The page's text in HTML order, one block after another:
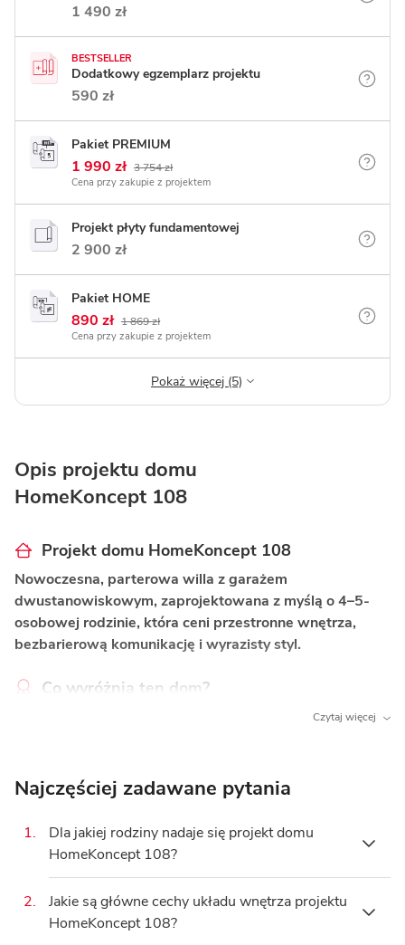
1 490 zł
BESTSELLER
Dodatkowy egzemplarz projektu
590 zł
Pakiet PREMIUM
3 754 zł
1 990 zł
Cena przy zakupie z projektem
Projekt płyty fundamentowej
2 900 zł
Pakiet HOME
1 869 zł
890 zł
Cena przy zakupie z projektem
Pokaż więcej (5)
Opis projektu domu
HomeKoncept 108
Projekt domu HomeKoncept 108
Nowoczesna, parterowa willa z garażem
dwustanowiskowym, zaprojektowana z myślą o 4–5-
osobowej rodzinie, która ceni przestronne wnętrza,
bezbarierową komunikację i wyrazisty styl.
Co wyróżnia ten dom?
Główna sypialnia z własną garderobą i łazienką
Wysoki salon z kominkiem– doświetlona,
sufitem i klimatycznym kominkiem.
Otwarta kuchnia ze spiżarnią
i przemyślane miejsce do gotowania z dodatkową
przestrzenią do przechowywania.
Energooszczędna wentylacja mechaniczna
Czytaj więcej
Najczęściej zadawane pytania
1.
Dla jakiej rodziny nadaje się projekt domu
HomeKoncept 108?
Projekt domu HomeKoncept 108, posiadający
pokojei166.49 m²powierzchni użytkowej,
2.
Jakie są główne cechy układu wnętrza projektu
HomeKoncept 108?